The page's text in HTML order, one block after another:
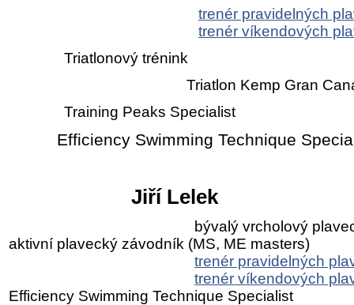
trenér pravidelných
trenér víkendových
Triatlonový trénink
Triatlon Kemp Gran Canaria
Training Peaks Specialist
Efficiency Swimming Technique
Jiří Lelek
bývalý vrcholový
aktivní plavecký závodník (MS, ME masters)
trenér pravidelných
trenér víkendových
Efficiency Swimming Technique Specialist